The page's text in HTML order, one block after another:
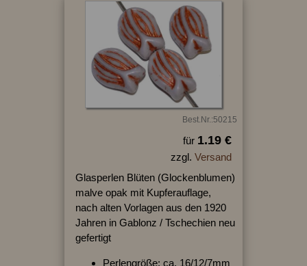
Best.Nr.:50215
für 1.19 €
zzgl. Versand
Glasperlen Blüten (Glockenblumen)
malve opak mit Kupferauflage,
nach alten Vorlagen aus den 1920
Jahren in Gablonz / Tschechien neu
gefertigt
Perlengröße: ca. 16/12/7mm